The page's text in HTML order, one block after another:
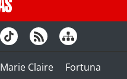
Marie Claire
Fortuna